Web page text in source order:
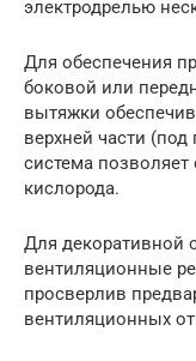
электродрелью
Для обеспечения
боковой или
вытяжки
верхней части
система
кислорода.
Для декоративной
вентиляционные
просверлив
вентиляционных